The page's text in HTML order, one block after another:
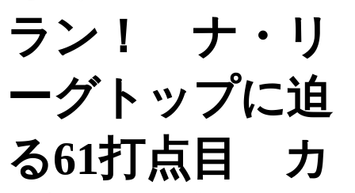
ラン！ ナ・リ
ーグトップに迫
る61打点目 カ